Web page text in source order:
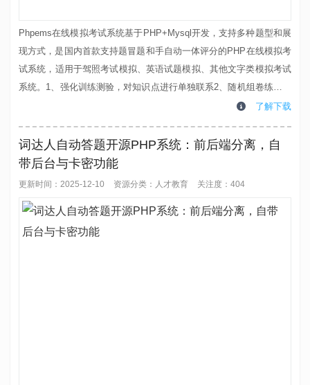
Phpems在线模拟考试系统基于PHP+Mysql开发，支持多种题型和展
现方式，是国内首款支持题冒题和手自动一体评分的PHP在线模拟考
试系统，适用于驾照考试模拟、英语试题模拟、其他文字类模拟考试
系统。1、强化训练测验，对知识点进行单独联系2、随机组卷练习，
系统自动抽取题目进行练习3、手工组卷联系，通过教师平台手工组
题型5、支持题冒题（如英语阅读理解，一个题干下属多道小题的类
型）随机抽取6、支持考场...
了解下载
词达人自动答题开源PHP系统：前后端分离，自
带后台与卡密功能
更新时间：2025-12-10 资源分类： 人才教育 关注度：404